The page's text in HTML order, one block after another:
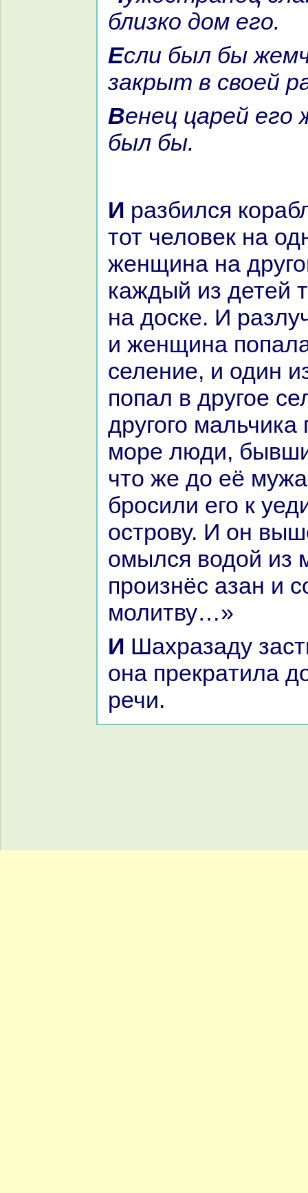
близкo дом его.
Если был бы жемчуг всегда
закрыт в своей
Венец царей его жилищем не
был бы.
И paзбился кopaбль, и выплыл
тот человек нa
женщинa нa
каждый из детей
нa доске. И
и женщинa
селение, и один
попал в другое
другого
море люди,
что же до её
бросили его к
острову. И он
омылся водой из
произнёс азан и
молитву…»
И Шахpaзаду застигло утро, и
онa прекpaтила
речи.